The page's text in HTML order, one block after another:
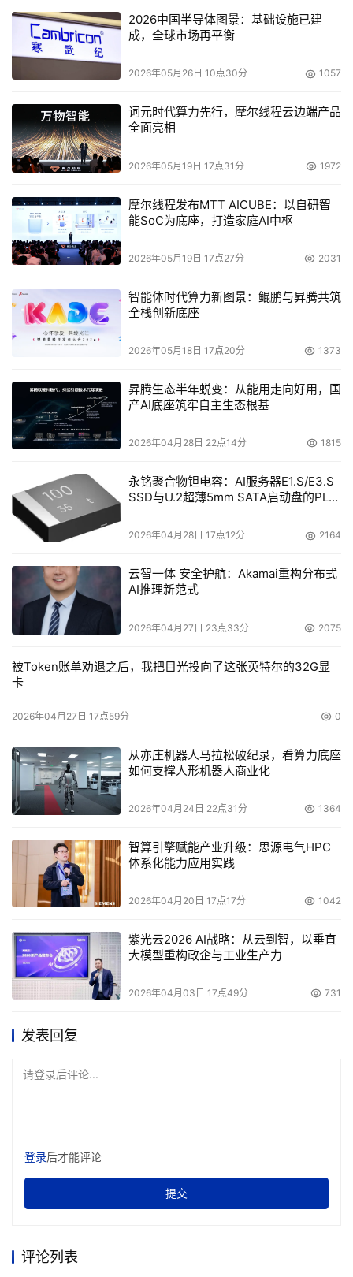
2026中国半导体图景：基础设施已建
成，全球市场再平衡
2026年05月26日 10点30分 1057
词元时代算力先行，摩尔线程云边端产品
全面亮相
2026年05月19日 17点31分 1972
摩尔线程发布MTT AICUBE：以自研智
能SoC为底座，打造家庭AI中枢
2026年05月19日 17点27分 2031
智能体时代算力新图景：鲲鹏与昇腾共筑
全栈创新底座
2026年05月18日 17点20分 1373
昇腾生态半年蜕变：从能用走向好用，国
产AI底座筑牢自主生态根基
2026年04月28日 22点14分 1815
永铭聚合物钽电容：AI服务器E1.S/E3.S
SSD与U.2超薄5mm SATA启动盘的PLP
2026年04月28日 17点12分 2164
云智一体 安全护航：Akamai重构分布式
AI推理新范式
2026年04月27日 23点33分 2075
被Token账单劝退之后，我把目光投向了这张英特尔的32G显
卡
2026年04月27日 17点59分 0
从亦庄机器人马拉松破纪录，看算力底座
如何支撑人形机器人商业化
2026年04月24日 22点31分 1364
智算引擎赋能产业升级：思源电气HPC
体系化能力应用实践
2026年04月20日 17点17分 1042
紫光云2026 AI战略：从云到智，以垂直
大模型重构政企与工业生产力
2026年04月03日 17点49分 731
发表回复
请登录后评论...
登录后才能评论
提交
评论列表